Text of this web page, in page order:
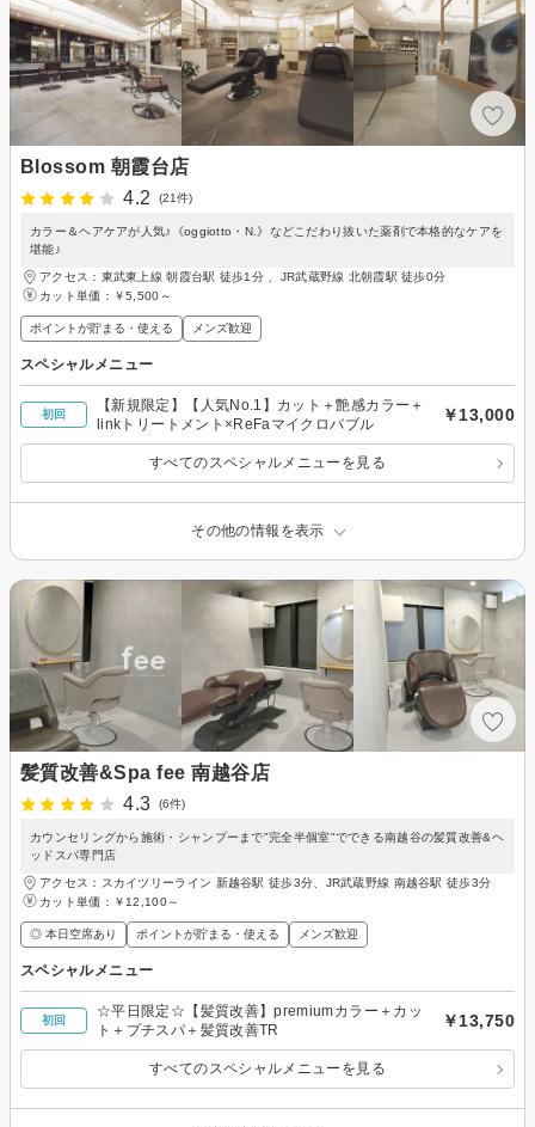
Blossom 朝霞台店
4.2
(21件)
カラー＆ヘアケアが人気♪《oggiotto・N.》などこだわり抜いた薬剤で本格的なケアを
堪能♪
アクセス：東武東上線 朝霞台駅 徒歩1分 、JR武蔵野線 北朝霞駅 徒歩0分
カット単価： ￥5,500～
ポイントが貯まる・使える メンズ歓迎
スペシャルメニュー
初回
【新規限定】【人気No.1】カット＋艶感カラー＋
linkトリートメント×ReFaマイクロバブル
￥13,000
すべてのスペシャルメニューを見る
その他の情報を表示
髪質改善&Spa fee 南越谷店
4.3
(6件)
カウンセリングから施術・シャンプーまで"完全半個室"でできる南越谷の髪質改善&ヘ
ッドスパ専門店
アクセス：スカイツリーライン 新越谷駅 徒歩3分、JR武蔵野線 南越谷駅 徒歩3分
カット単価： ￥12,100～
◎ 本日空席あり ポイントが貯まる・使える メンズ歓迎
スペシャルメニュー
初回
☆平日限定☆【髪質改善】premiumカラー＋カッ
ト＋プチスパ＋髪質改善TR
￥13,750
すべてのスペシャルメニューを見る